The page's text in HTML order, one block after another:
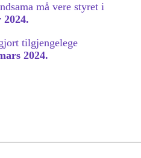
må vere styret i
tilgjengelege
2024.